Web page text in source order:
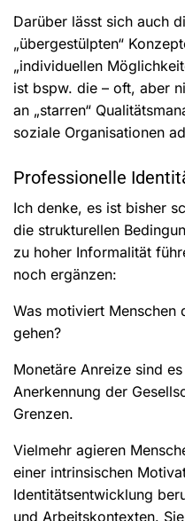
Darüber lässt sich auch
„übergestülpten“
„individuellen
ist bspw. die – oft, aber
an „starren“
soziale Organisationen
Professionelle
Ich denke, es ist bisher
die strukturellen
zu hoher Informalität
noch ergänzen:
Was motiviert Menschen
gehen?
Monetäre Anreize sind
Anerkennung der
Grenzen.
Vielmehr agieren
einer intrinsischen
Identitätsentwicklung
und Arbeitskontexten.